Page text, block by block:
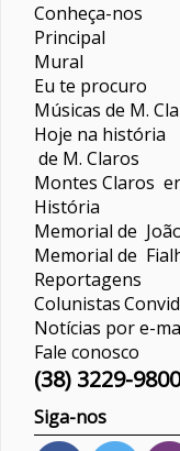
Conheça-nos
Principal
Mural
Eu te procuro
Músicas de M.
Hoje na história
de M. Claros
Montes Claros
História
Memorial de
Memorial de
Reportagens
Colunistas
Notícias por e-
Fale conosco
(38) 3229-9800
Siga-nos